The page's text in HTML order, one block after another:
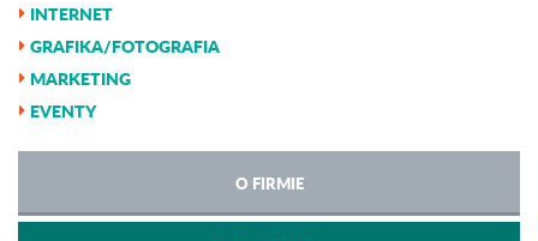
INTERNET
GRAFIKA/FOTOGRAFIA
MARKETING
EVENTY
O FIRMIE